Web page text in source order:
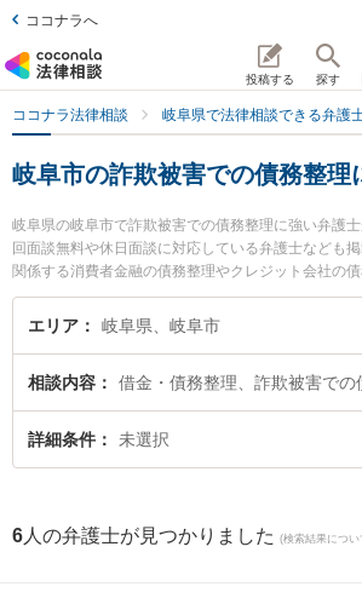
ココナラへ
投稿する 探す
ココナラ法律相談 岐阜県で法律相談できる弁護
岐阜市の詐欺被害での債務整理
岐阜県の岐阜市で詐欺被害での債務整理に強い弁護
回面談無料や休日面談に対応している弁護士なども
関係する消費者金融の債務整理やクレジット会社の
整理等の細かな分野での絞り込み検索もでき便利で
の坂井田 吉史弁護士やすぎしま法律事務所の杉島 健
債務整理のトラブルを今すぐに弁護士に相談したい
のトラブル解決の実績豊富な近くの弁護士を検索し
欺被害での債務整理を法律相談できる岐阜市内の弁
エリア 岐阜県、岐阜市
相談内容 借金・債務整理、詐欺被害での
詳細条件 未選択
6 人の弁護士が見つかりました (検索結果につい